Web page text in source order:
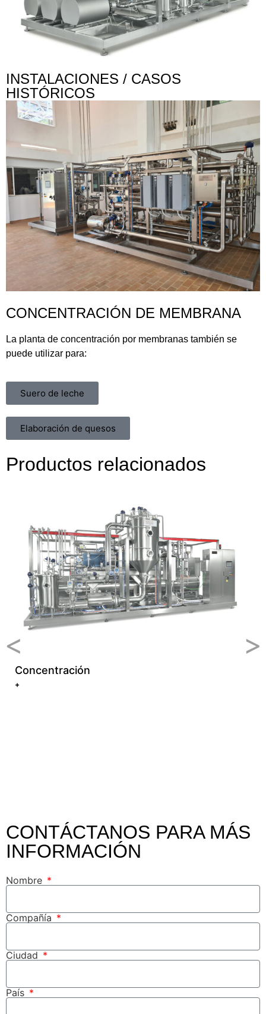
INSTALACIONES / CASOS
HISTÓRICOS
CONCENTRACIÓN DE MEMBRANA
La planta de concentración por membranas también se
puede utilizar para:
Suero de leche
Elaboración de quesos
Productos relacionados
<
Concentración
+
>
CONTÁCTANOS PARA MÁS
INFORMACIÓN
Nombre
Compañía
Ciudad
País